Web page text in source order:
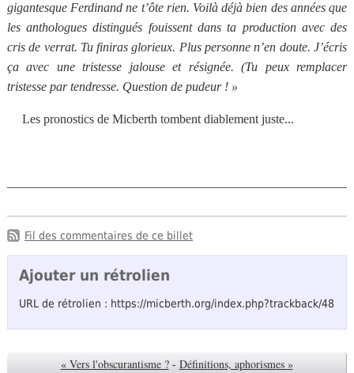
gigantesque Ferdinand ne t’ôte rien. Voilà déjà bien des années que
les anthologues distingués fouissent dans ta production avec des
cris de verrat. Tu finiras glorieux. Plus personne n’en doute. J’écris
ça avec une tristesse jalouse et résignée. (Tu peux remplacer
tristesse par tendresse. Question de pudeur ! »
Les pronostics de Micberth tombent diablement juste...
Fil des commentaires de ce billet
Ajouter un rétrolien
URL de rétrolien : https://micberth.org/index.php?trackback/48
« Vers l'obscurantisme ? - Définitions, aphorismes »